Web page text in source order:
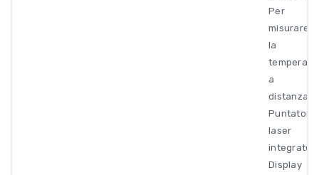
Per
misurare
la
a
distanza.
Puntatore
laser
integrato
Display